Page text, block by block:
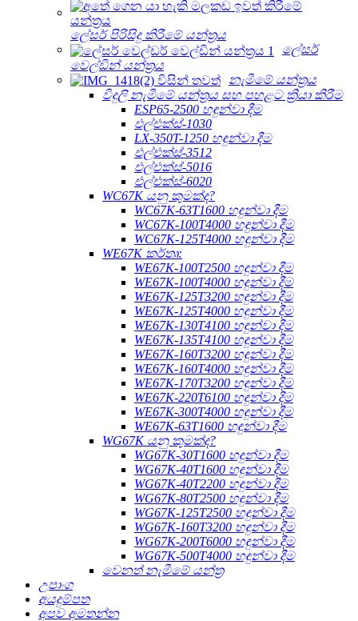
ලේසර් පිරිසිදු කිරීමේ යන්ත්‍රය
ලේසර්
වෙල්ඩින් යන්ත්‍රය
නැමීමේ යන්ත්‍රය
විදුලි නැමීමේ යන්ත්‍රය සහ පහළට ක්‍රියා කිරීම
ESP65-2500 හඳුන්වා දීම
එල්එක්ස්-1030
LX-350T-1250 හඳුන්වා දීම
එල්එක්ස්-3512
එල්එක්ස්-5016
එල්එක්ස්-6020
WC67K යනු කුමක්ද?
WC67K-63T1600 හඳුන්වා දීම
WC67K-100T4000 හඳුන්වා දීම
WC67K-125T4000 හඳුන්වා දීම
WE67K කර්තෘ:
WE67K-100T2500 හඳුන්වා දීම
WE67K-100T4000 හඳුන්වා දීම
WE67K-125T3200 හඳුන්වා දීම
WE67K-125T4000 හඳුන්වා දීම
WE67K-130T4100 හඳුන්වා දීම
WE67K-135T4100 හඳුන්වා දීම
WE67K-160T3200 හඳුන්වා දීම
WE67K-160T4000 හඳුන්වා දීම
WE67K-170T3200 හඳුන්වා දීම
WE67K-220T6100 හඳුන්වා දීම
WE67K-300T4000 හඳුන්වා දීම
WE67K-63T1600 හඳුන්වා දීම
WG67K යනු කුමක්ද?
WG67K-30T1600 හඳුන්වා දීම
WG67K-40T1600 හඳුන්වා දීම
WG67K-40T2200 හඳුන්වා දීම
WG67K-80T2500 හඳුන්වා දීම
WG67K-125T2500 හඳුන්වා දීම
WG67K-160T3200 හඳුන්වා දීම
WG67K-200T6000 හඳුන්වා දීම
WG67K-500T4000 හඳුන්වා දීම
වෙනත් නැමීමේ යන්ත්‍ර
උපාංග
අයදුම්පත
අපව අමතන්න